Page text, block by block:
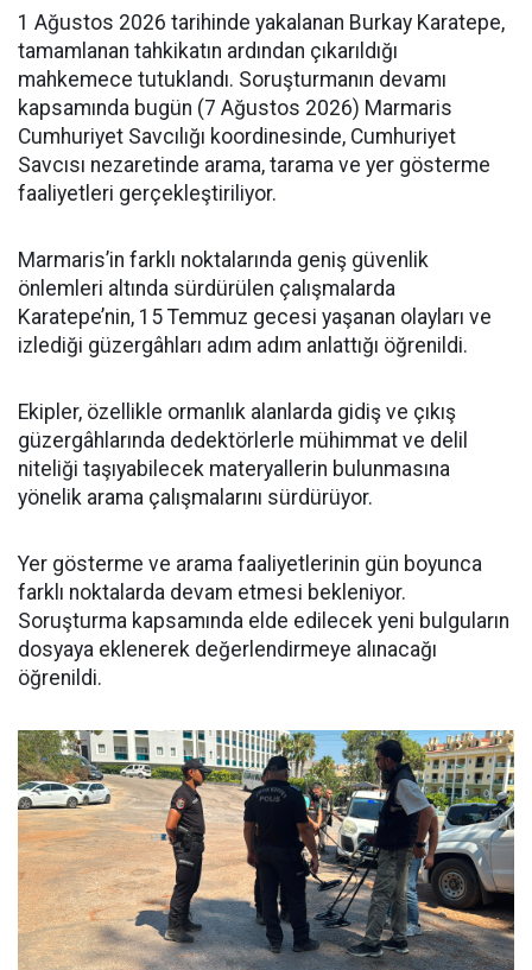
1 Ağustos 2026 tarihinde yakalanan Burkay Karatepe,
tamamlanan tahkikatın ardından çıkarıldığı
mahkemece tutuklandı. Soruşturmanın devamı
kapsamında bugün (7 Ağustos 2026) Marmaris
Cumhuriyet Savcılığı koordinesinde, Cumhuriyet
Savcısı nezaretinde arama, tarama ve yer gösterme
faaliyetleri gerçekleştiriliyor.
Marmaris’in farklı noktalarında geniş güvenlik
önlemleri altında sürdürülen çalışmalarda
Karatepe’nin, 15 Temmuz gecesi yaşanan olayları ve
izlediği güzergâhları adım adım anlattığı öğrenildi.
Ekipler, özellikle ormanlık alanlarda gidiş ve çıkış
güzergâhlarında dedektörlerle mühimmat ve delil
niteliği taşıyabilecek materyallerin bulunmasına
yönelik arama çalışmalarını sürdürüyor.
Yer gösterme ve arama faaliyetlerinin gün boyunca
farklı noktalarda devam etmesi bekleniyor.
Soruşturma kapsamında elde edilecek yeni bulguların
dosyaya eklenerek değerlendirmeye alınacağı
öğrenildi.